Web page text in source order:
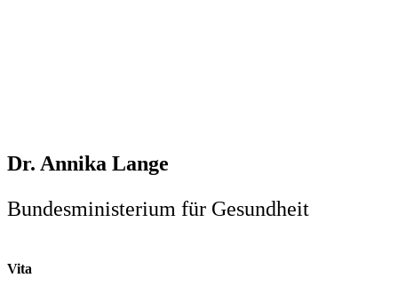
Dr. Annika Lange
Bundesministerium für Gesundheit
Vita